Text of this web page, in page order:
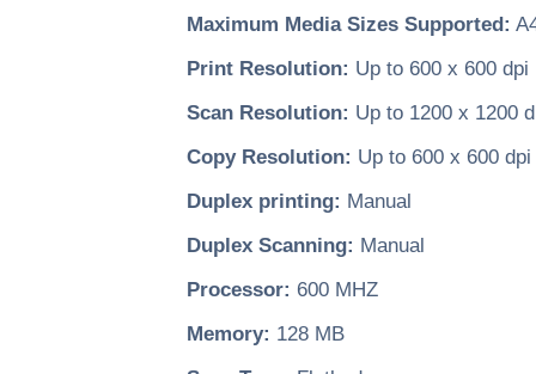
Maximum Media Sizes Supported:
Print Resolution: Up to 600 x 600 dpi
Scan Resolution: Up to 1200 x 1200
Copy Resolution: Up to 600 x 600 dpi
Duplex printing: Manual
Duplex Scanning: Manual
Processor: 600 MHZ
Memory: 128 MB